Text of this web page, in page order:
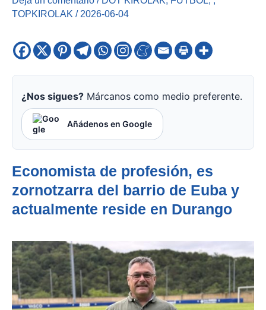
TOPKIROLAK / 2026-06-04
¿Nos sigues? Márcanos como medio preferente.
Añádenos en Google
Economista de profesión, es
zornotzarra del barrio de Euba y
actualmente reside en Durango